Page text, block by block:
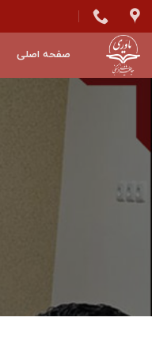
Skip
to
content
صفحه اصلی